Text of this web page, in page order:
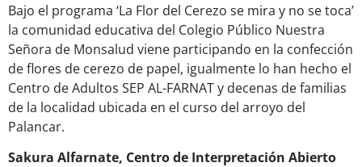
Bajo el programa ‘La Flor del Cerezo se mira y no se toca’
la comunidad educativa del Colegio Público Nuestra
Señora de Monsalud viene participando en la confección
de flores de cerezo de papel, igualmente lo han hecho el
Centro de Adultos SEP AL-FARNAT y decenas de familias
de la localidad ubicada en el curso del arroyo del
Palancar.
Sakura Alfarnate, Centro de Interpretación Abierto